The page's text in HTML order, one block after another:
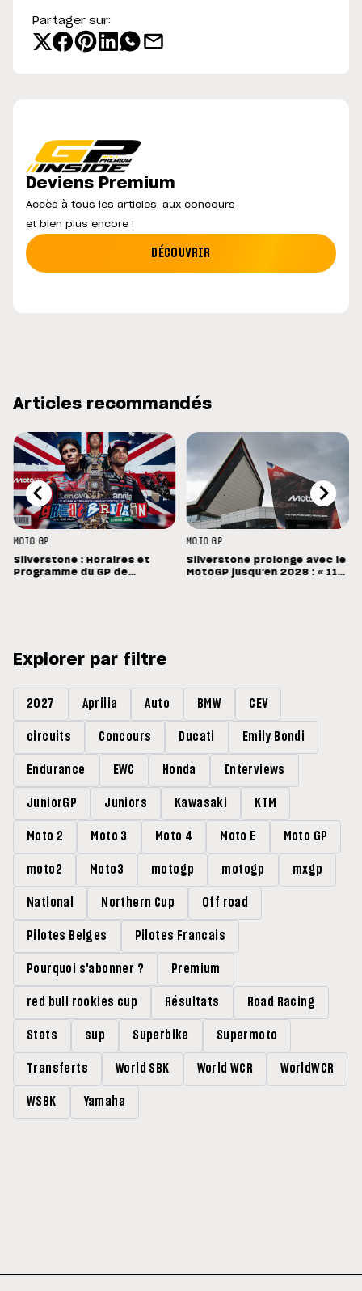
Partager sur:
Deviens Premium
Accès à tous les articles, aux concours
et bien plus encore !
DÉCOUVRIR
Articles recommandés
MOTO GP
Silverstone : Horaires et
Programme du GP de
MOTO GP
Silverstone prolonge avec le
MotoGP jusqu'en 2028 : « 11
Explorer par filtre
2027 Aprilia Auto BMW CEV
circuits Concours Ducati Emily Bondi
Endurance EWC Honda Interviews
JuniorGP Juniors Kawasaki KTM
Moto 2 Moto 3 Moto 4 Moto E Moto GP
moto2 Moto3 motogp motogp mxgp
National Northern Cup Off road
Pilotes Belges Pilotes Francais
Pourquoi s'abonner ? Premium
red bull rookies cup Résultats Road Racing
Stats sup Superbike Supermoto
Transferts World SBK World WCR WorldWCR
WSBK Yamaha